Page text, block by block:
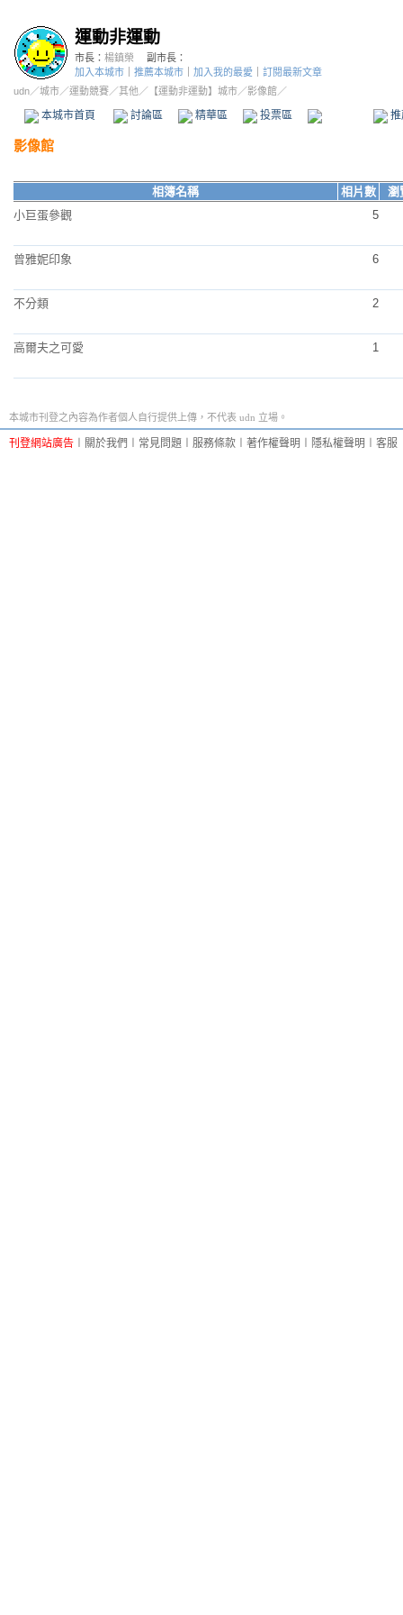
運動非運動
市長： 楊鎮榮
副市長：
加入本城市
推薦本城市 加入我的最愛
訂閱最新文章
udn／城市／運動競賽／其他 ／ 【運動非運動】城市／影像館／
本城市首頁 討論區 精華區 投票區 影像館
影像館
相簿名稱 相片數
瀏
小巨蛋參觀
5
曾雅妮印象 6
不分類 2
高爾夫之可愛 1
本城市刊登之內容為作者個人自行提供上傳，不代表 udn 立場。
刊登網站廣告 關於我們 常見問題 服務條款 著作權聲明 隱私權聲明 客服